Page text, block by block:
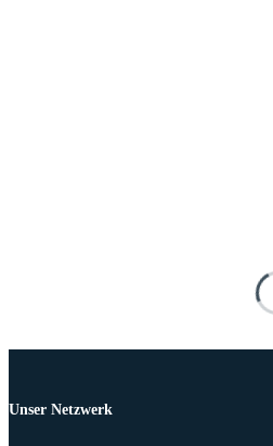
Unser Netzwerk